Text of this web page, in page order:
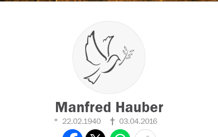
Manfred Hauber
22.02.1940 03.04.2016